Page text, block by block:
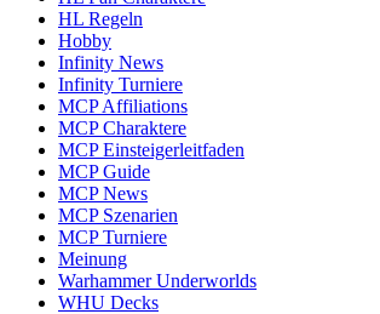
HL Regeln
Hobby
Infinity News
Infinity Turniere
MCP Affiliations
MCP Charaktere
MCP Einsteigerleitfaden
MCP Guide
MCP News
MCP Szenarien
MCP Turniere
Meinung
Warhammer Underworlds
WHU Decks